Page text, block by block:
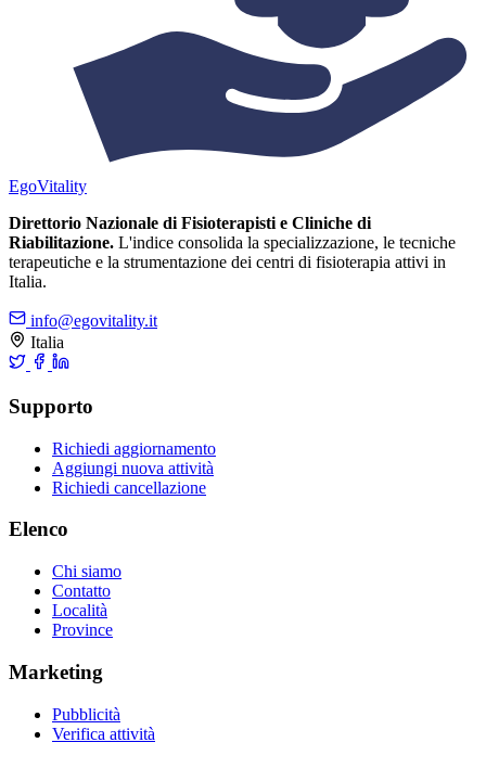
EgoVitality
Direttorio Nazionale di Fisioterapisti e Cliniche di
Riabilitazione. L'indice consolida la specializzazione, le tecniche
terapeutiche e la strumentazione dei centri di fisioterapia attivi in
Italia.
info@egovitality.it
Italia
Supporto
Richiedi aggiornamento
Aggiungi nuova attività
Richiedi cancellazione
Elenco
Chi siamo
Contatto
Località
Province
Marketing
Pubblicità
Verifica attività